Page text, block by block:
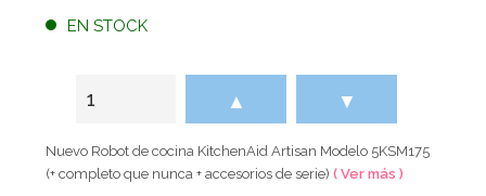
EN STOCK
▲ ▼
Nuevo Robot de cocina KitchenAid Artisan Modelo 5KSM175
(+ completo que nunca + accesorios de serie)( Ver más )